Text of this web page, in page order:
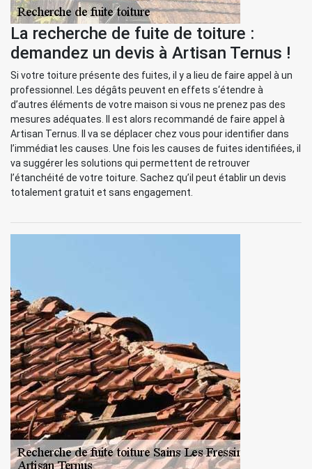
La recherche de fuite de toiture :
demandez un devis à Artisan Ternus !
Si votre toiture présente des fuites, il y a lieu de faire appel à un
professionnel. Les dégâts peuvent en effets s‘étendre à
d’autres éléments de votre maison si vous ne prenez pas des
mesures adéquates. Il est alors recommandé de faire appel à
Artisan Ternus. Il va se déplacer chez vous pour identifier dans
l’immédiat les causes. Une fois les causes de fuites identifiées, il
va suggérer les solutions qui permettent de retrouver
l’étanchéité de votre toiture. Sachez qu’il peut établir un devis
totalement gratuit et sans engagement.